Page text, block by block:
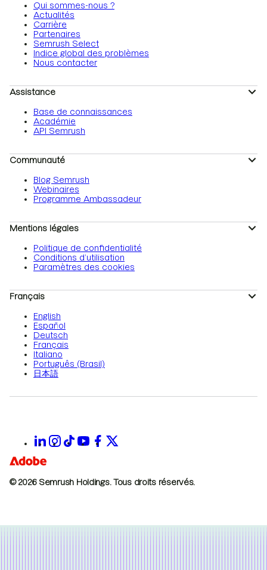
Qui sommes-nous ?
Actualités
Carrière
Partenaires
Semrush Select
Indice global des problèmes
Nous contacter
Assistance
Base de connaissances
Académie
API Semrush
Communauté
Blog Semrush
Webinaires
Programme Ambassadeur
Mentions légales
Politique de confidentialité
Conditions d’utilisation
Paramètres des cookies
Français
English
Español
Deutsch
Français
Italiano
Português (Brasil)
日本語
© 2026 Semrush Holdings. Tous droits réservés.